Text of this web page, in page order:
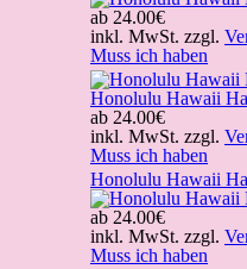
ab 24.00€
inkl. MwSt. zzgl.
Muss ich haben
Honolulu Hawaii
ab 24.00€
inkl. MwSt. zzgl.
Muss ich haben
Honolulu Hawaii
ab 24.00€
inkl. MwSt. zzgl.
Muss ich haben